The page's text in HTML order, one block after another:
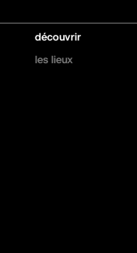
découvrir
les lieux